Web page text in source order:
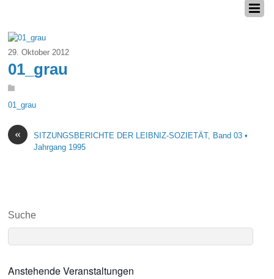
29. Oktober 2012
01_grau
01_grau
«
SITZUNGSBERICHTE DER LEIBNIZ-SOZIETÄT, Band 03 •
Jahrgang 1995
Suche
Anstehende Veranstaltungen